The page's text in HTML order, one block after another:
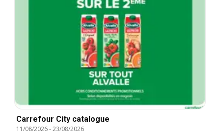
Carrefour City catalogue
11/08/2026-23/08/2026